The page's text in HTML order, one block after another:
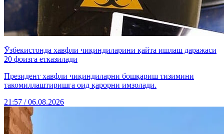
Ўзбекистонда хавфли чиқиндиларини қайта ишлаш даражаси
20 фоизга етказилади
Президент хавфли чиқиндиларни бошқариш тизимини
такомиллаштиришга оид қарорни имзолади.
21:57 / 06.08.2026